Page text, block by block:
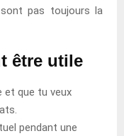
pas toujours la
être utile
et que tu veux
pendant une